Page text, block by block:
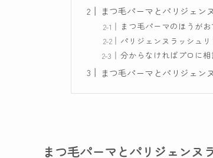
まつ毛パーマとパリジェン
まつ毛パーマのほうが
パリジェンヌラッシュ
分からなければプロに相
まつ毛パーマとパリジェン
まつ毛パーマとパリジェンヌ